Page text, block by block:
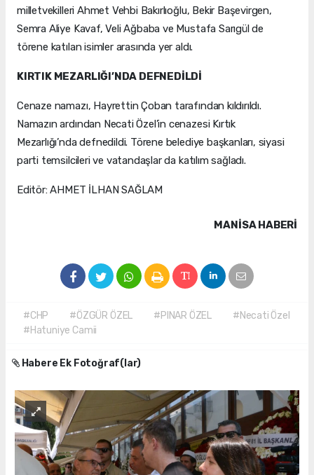
milletvekilleri Ahmet Vehbi Bakırlıoğlu, Bekir Başevirgen,
Semra Aliye Kavaf, Veli Ağbaba ve Mustafa Sarıgül de
törene katılan isimler arasında yer aldı.
KIRTIK MEZARLIĞI’NDA DEFNEDİLDİ
Cenaze namazı, Hayrettin Çoban tarafından kıldırıldı.
Namazın ardından Necati Özel’in cenazesi Kırtık
Mezarlığı’nda defnedildi. Törene belediye başkanları, siyasi
parti temsilcileri ve vatandaşlar da katılım sağladı.
Editör: AHMET İLHAN SAĞLAM
MANISA HABERİ
#CHP #ÖZGÜR ÖZEL #PINAR ÖZEL
#Necati Özel
#Hatuniye Camii
Habere Ek Fotoğraf(lar)